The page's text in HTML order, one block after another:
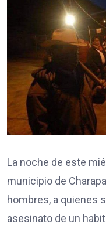
La noche de este
municipio de
hombres, a quienes
asesinato de un